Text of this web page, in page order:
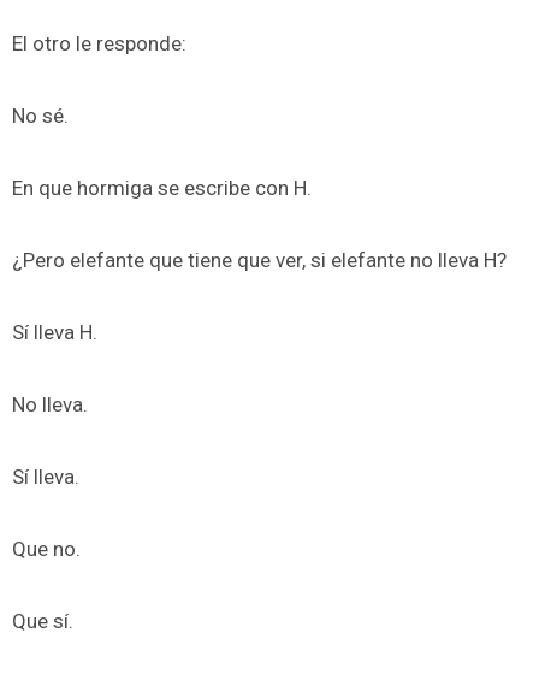
El otro le responde:
No sé.
En que hormiga se escribe con H.
¿Pero elefante que tiene que ver, si elefante no lleva H?
Sí lleva H.
No lleva.
Sí lleva.
Que no.
Que sí.